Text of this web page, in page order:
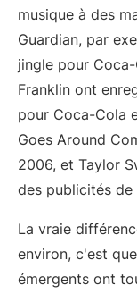
musique à des
Guardian, par
jingle pour
Franklin ont
pour Coca-Cola
Goes Around
2006, et Taylor
des publicités de
La vraie
environ, c'est
émergents ont